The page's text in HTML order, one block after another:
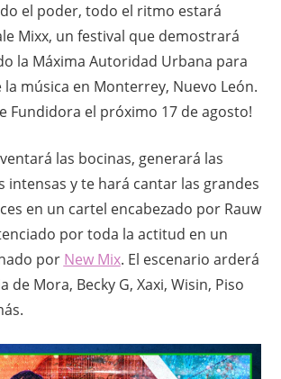
a
s
d
e
t
o
d
a
o
el poder, todo el ritmo estará
Mixx, un festival que demostrará
la Máxima Autoridad Urbana para
la música en Monterrey, Nuevo León.
Fundidora el próximo 17 de agosto!
las bocinas, generará las
intensas y te hará cantar las grandes
en un cartel encabezado por Rauw
por toda la actitud en un
por New Mix. El escenario arderá
de Mora, Becky G, Xaxi, Wisin, Piso